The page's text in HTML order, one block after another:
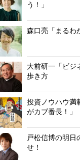
う！」
森口亮「まるわ
大前研一「ビジ
歩き方
投資ノウハウ満
がカブ番長！」
戸松信博の明日
せ！